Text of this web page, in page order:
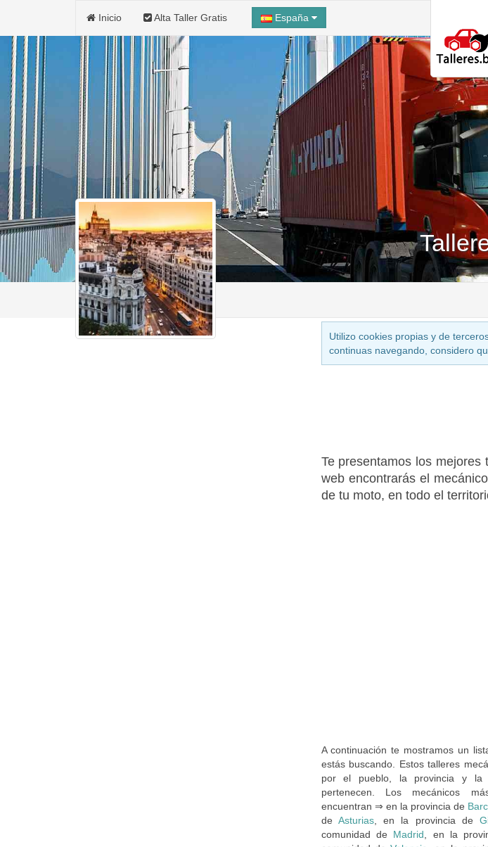
Inicio Alta Taller Gratis España
Utilizo cookies propias y de
continuas navegando, considero
Te presentamos los
web encontrarás el
de tu moto, en todo el
A continuación te mostramos un
estás buscando. Estos talleres
por el pueblo, la provincia y la
pertenecen. Los mecánicos
encuentran ⇒ en la provincia de
de Asturias, en la provincia de
comunidad de Madrid , en la